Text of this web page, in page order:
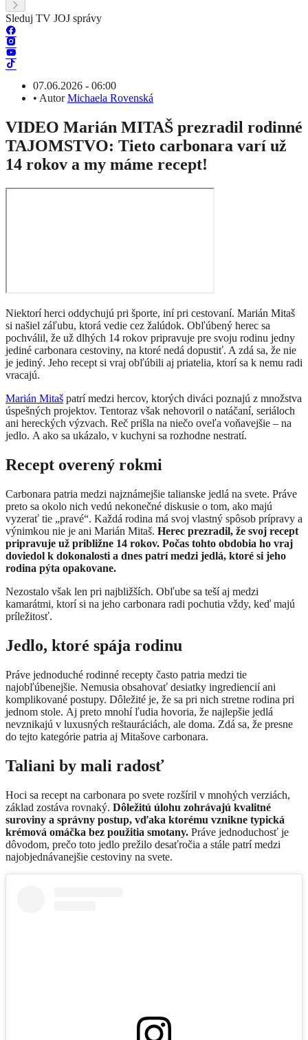
Sleduj TV JOJ správy
07.06.2026 - 06:00
• AutorMichaela Rovenská
VIDEO Marián MITAŠ prezradil rodinné
TAJOMSTVO: Tieto carbonara varí už
14 rokov a my máme recept!
Niektorí herci oddychujú pri športe, iní pri cestovaní. Marián Mitaš
si našiel záľubu, ktorá vedie cez žalúdok. Obľúbený herec sa
pochválil, že už dlhých 14 rokov pripravuje pre svoju rodinu jedny
jediné carbonara cestoviny, na ktoré nedá dopustiť. A zdá sa, že nie
je jediný. Jeho recept si vraj obľúbili aj priatelia, ktorí sa k nemu radi
vracajú.
Marián Mitaš patrí medzi hercov, ktorých diváci poznajú z množstva
úspešných projektov. Tentoraz však nehovoril o natáčaní, seriáloch
ani hereckých výzvach. Reč prišla na niečo oveľa voňavejšie – na
jedlo. A ako sa ukázalo, v kuchyni sa rozhodne nestratí.
Recept overený rokmi
Carbonara patria medzi najznámejšie talianske jedlá na svete. Práve
preto sa okolo nich vedú nekonečné diskusie o tom, ako majú
vyzerať tie „pravé“. Každá rodina má svoj vlastný spôsob prípravy a
výnimkou nie je ani Marián Mitaš. Herec prezradil, že svoj recept
pripravuje už približne 14 rokov. Počas tohto obdobia ho vraj
doviedol k dokonalosti a dnes patrí medzi jedlá, ktoré si jeho
rodina pýta opakovane.
Nezostalo však len pri najbližších. Obľube sa teší aj medzi
kamarátmi, ktorí si na jeho carbonara radi pochutia vždy, keď majú
príležitosť.
Jedlo, ktoré spája rodinu
Práve jednoduché rodinné recepty často patria medzi tie
najobľúbenejšie. Nemusia obsahovať desiatky ingrediencií ani
komplikované postupy. Dôležité je, že sa pri nich stretne rodina pri
jednom stole. Aj preto mnohí ľudia hovoria, že najlepšie jedlá
nevznikajú v luxusných reštauráciách, ale doma. Zdá sa, že presne
do tejto kategórie patria aj Mitašove carbonara.
Taliani by mali radosť
Hoci sa recept na carbonara po svete rozšíril v mnohých verziách,
základ zostáva rovnaký. Dôležitú úlohu zohrávajú kvalitné
suroviny a správny postup, vďaka ktorému vznikne typická
krémová omáčka bez použitia smotany. Práve jednoduchosť je
dôvodom, prečo toto jedlo prežilo desaťročia a stále patrí medzi
najobjednávanejšie cestoviny na svete.